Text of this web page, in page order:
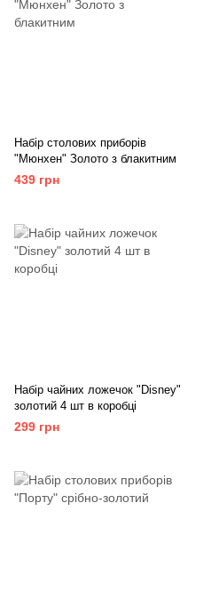
Набір столових приборів
"Мюнхен" Золото з блакитним
439 грн
Набір чайних ложечок "Disney"
золотий 4 шт в коробці
299 грн